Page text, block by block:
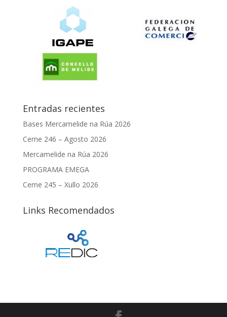
Entradas recientes
Bases Mercamelide na Rúa 2026
Cerne 246 – Agosto 2026
Mercamelide na Rúa 2026
PROGRAMA EMEGA
Cerne 245 – Xullo 2026
Links Recomendados